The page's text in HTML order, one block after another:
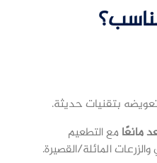
بتقنيات حديثة.
مانعًامع التطعيم
المائلة/القصيرة.